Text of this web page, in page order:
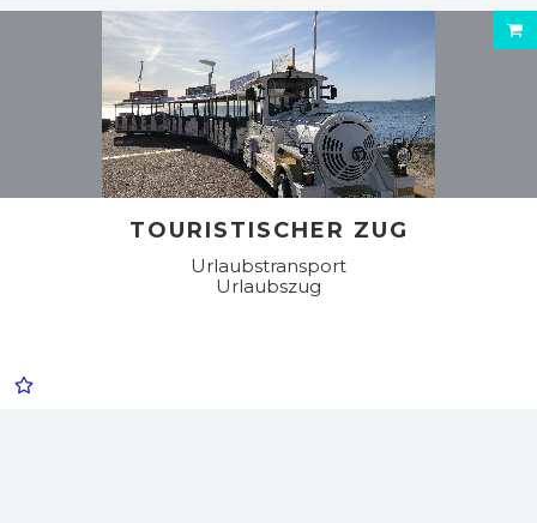
TOURISTISCHER ZUG
Urlaubstransport
Urlaubszug